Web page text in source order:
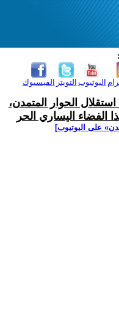
الفيسبوك التويتر اليوتيوب
الحوار المتمدن،
الفضاء اليساري الحر
على اليوتيوب]